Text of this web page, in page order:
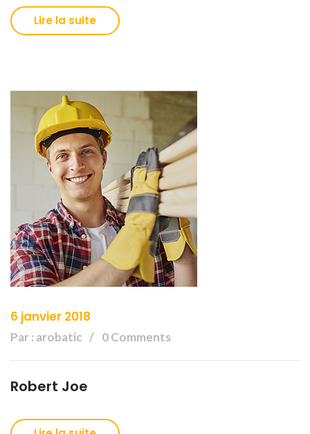
Lire la suite
6 janvier 2018
Par : arobatic 0 Comments
Robert Joe